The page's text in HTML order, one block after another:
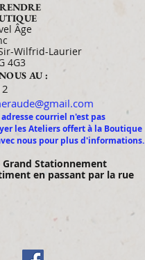
Âge
Wilfrid-Laurier
4G3
AU :
courriel n'est pas
les Ateliers offert à la Boutique
nous pour plus d'informations.
Grand Stationnement
en passant par la rue